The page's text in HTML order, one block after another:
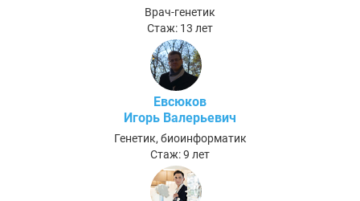
Врач-генетик
Стаж: 13 лет
Евсюков
Игорь Валерьевич
Генетик, биоинформатик
Стаж: 9 лет